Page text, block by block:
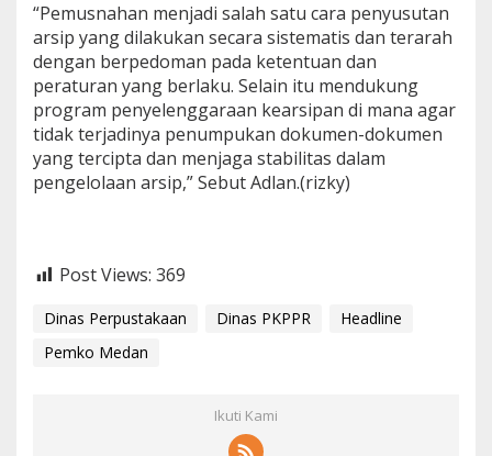
“Pemusnahan menjadi salah satu cara penyusutan
arsip yang dilakukan secara sistematis dan terarah
dengan berpedoman pada ketentuan dan
peraturan yang berlaku. Selain itu mendukung
program penyelenggaraan kearsipan di mana agar
tidak terjadinya penumpukan dokumen-dokumen
yang tercipta dan menjaga stabilitas dalam
pengelolaan arsip,” Sebut Adlan.(rizky)
Post Views: 369
Dinas Perpustakaan Dinas PKPPR
Headline
Pemko Medan
Ikuti Kami